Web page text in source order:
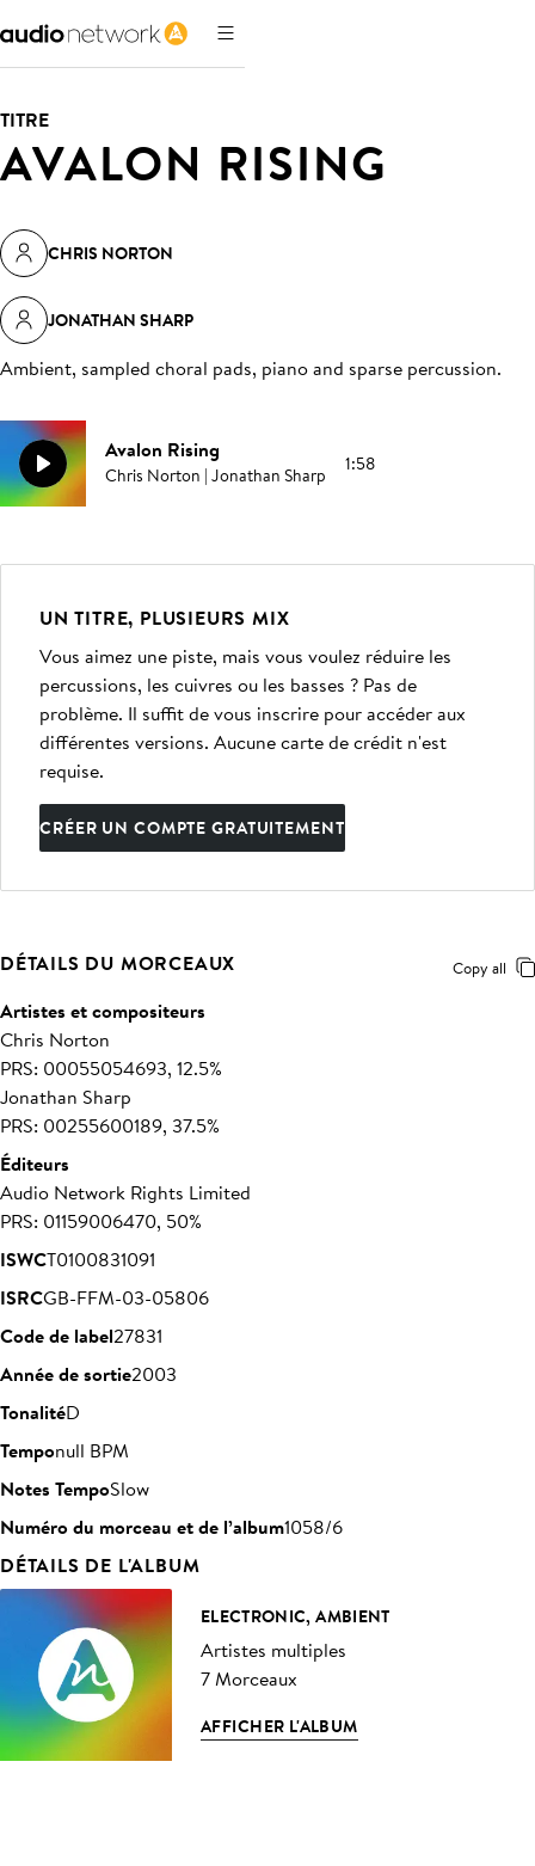
TITRE
AVALON RISING
CHRIS NORTON
JONATHAN SHARP
Ambient, sampled choral pads, piano and sparse percussion.
Avalon Rising
Chris Norton | Jonathan Sharp 1:58
UN TITRE, PLUSIEURS MIX
Vous aimez une piste, mais vous voulez réduire les
percussions, les cuivres ou les basses ? Pas de
problème. Il suffit de vous inscrire pour accéder aux
différentes versions. Aucune carte de crédit n'est
requise.
CRÉER UN COMPTE GRATUITEMENT
DÉTAILS DU MORCEAUX Copy all
Artistes et compositeurs
Chris Norton
PRS: 00055054693, 12.5%
Jonathan Sharp
PRS: 00255600189, 37.5%
Éditeurs
Audio Network Rights Limited
PRS: 01159006470, 50%
ISWCT0100831091
ISRCGB-FFM-03-05806
Code de label27831
Année de sortie2003
TonalitéD
Temponull BPM
Notes TempoSlow
Numéro du morceau et de l’album1058/6
DÉTAILS DE L'ALBUM
ELECTRONIC, AMBIENT
Artistes multiples
7 Morceaux
AFFICHER L'ALBUM